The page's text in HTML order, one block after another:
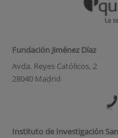
Fundación Jiménez Díaz
Avda. Reyes Católicos, 2
28040 Madrid
Instituto de Investigación